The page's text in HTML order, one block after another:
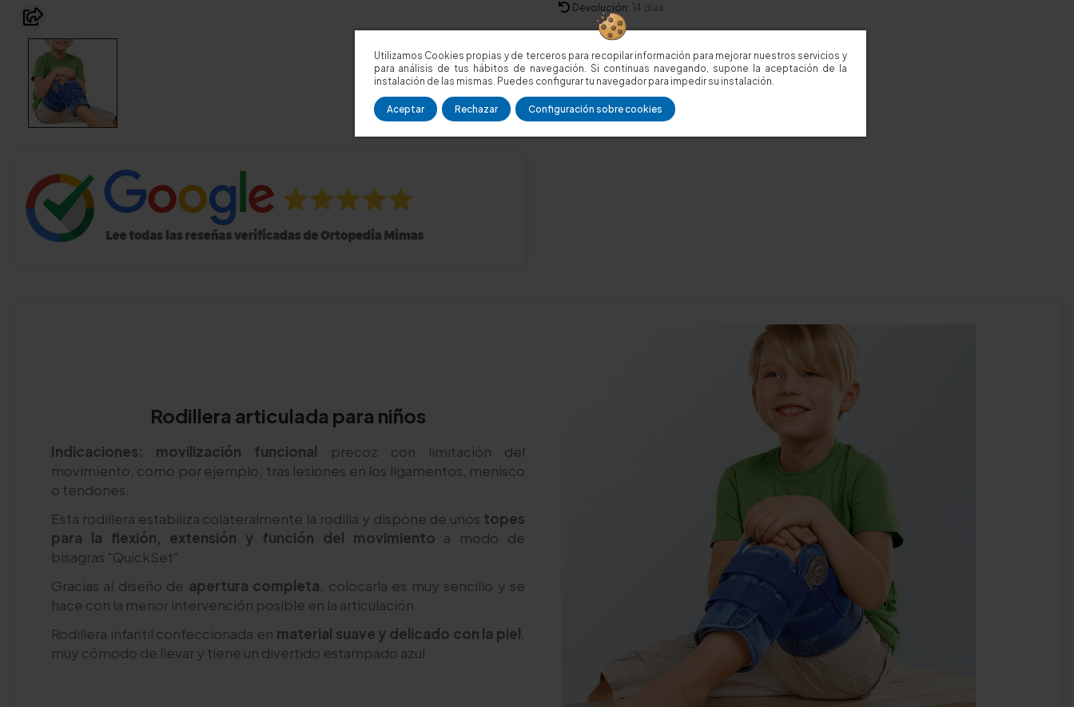
Utilizamos Cookies propias y de terceros para recopilar información para mejorar nuestros servicios y
para análisis de tus hábitos de navegación. Si continuas navegando, supone la aceptación de la
instalación de las mismas. Puedes configurar tu navegador para impedir su instalación.
Aceptar Rechazar Configuración sobre cookies
Devolución: 14 días
¿Alguna duda?
Consúltanosplazo de entrega
Rodillera articulada para niños
Indicaciones: movilización funcional precoz con limitación del
movimiento, como por ejemplo; tras lesiones en los ligamentos, menisco
o tendones.
Esta rodillera estabiliza colateralmente la rodilla y dispone de unos topes
para la flexión, extensión y función del movimiento a modo de
bisagras "QuickSet".
Gracias al diseño de apertura completa , colocarla es muy sencillo y se
hace con la menor intervención posible en la articulación.
Rodillera infantil confeccionada en material suave y delicado con la piel
muy cómodo de llevar y tiene un divertido estampado azul